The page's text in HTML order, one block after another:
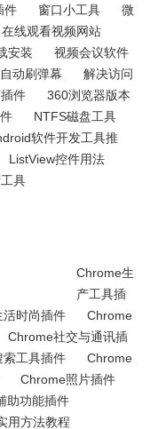
件 窗口小工具
微
在线观看视频网站
安装
视频会议软件
自动刷弹幕
解决访问
件
360浏览器版本
NTFS磁盘工具
软件开发工具推
ListView控件用法
具
Chrome生
产工具插
时尚插件
Chrome
Chrome社交与通讯插
工具插件
Chrome
Chrome照片插件
助功能插件
用方法教程